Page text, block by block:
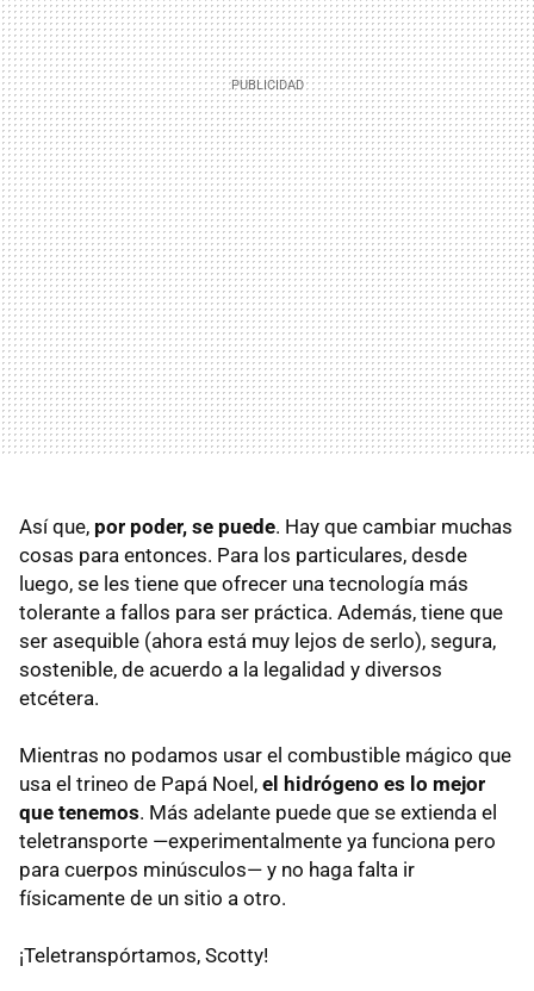
Así que, por poder, se puede. Hay que cambiar muchas
cosas para entonces. Para los particulares, desde
luego, se les tiene que ofrecer una tecnología más
tolerante a fallos para ser práctica. Además, tiene que
ser asequible (ahora está muy lejos de serlo), segura,
sostenible, de acuerdo a la legalidad y diversos
etcétera.
Mientras no podamos usar el combustible mágico que
usa el trineo de Papá Noel, el hidrógeno es lo mejor
que tenemos. Más adelante puede que se extienda el
teletransporte —experimentalmente ya funciona pero
para cuerpos minúsculos— y no haga falta ir
físicamente de un sitio a otro.
¡Teletranspórtamos, Scotty!